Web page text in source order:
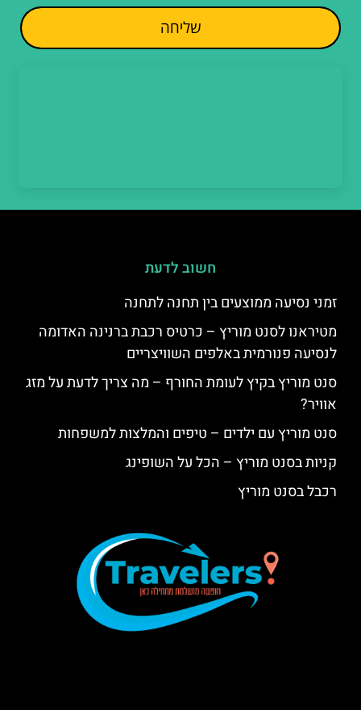
שליחה
חשוב לדעת
זמני נסיעה ממוצעים בין תחנה לתחנה
מטיראנו לסנט מוריץ – כרטיס רכבת ברנינה האדומה
לנסיעה פנורמית באלפים השוויצריים
סנט מוריץ בקיץ לעומת החורף – מה צריך לדעת על מזג
אוויר?
סנט מוריץ עם ילדים – טיפים והמלצות למשפחות
קניות בסנט מוריץ – הכל על השופינג
רכבל בסנט מוריץ